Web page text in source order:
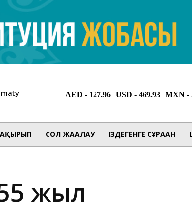
СОЛ ЖАҒАЛАУ ІЗДЕГЕНГЕ СҰРАҒАН
жыл